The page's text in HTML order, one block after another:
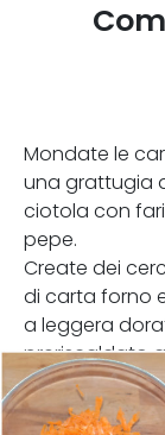
Mondate le
una grattugia
ciotola con
pepe.
Create dei
di carta forno
a leggera
preriscaldato a